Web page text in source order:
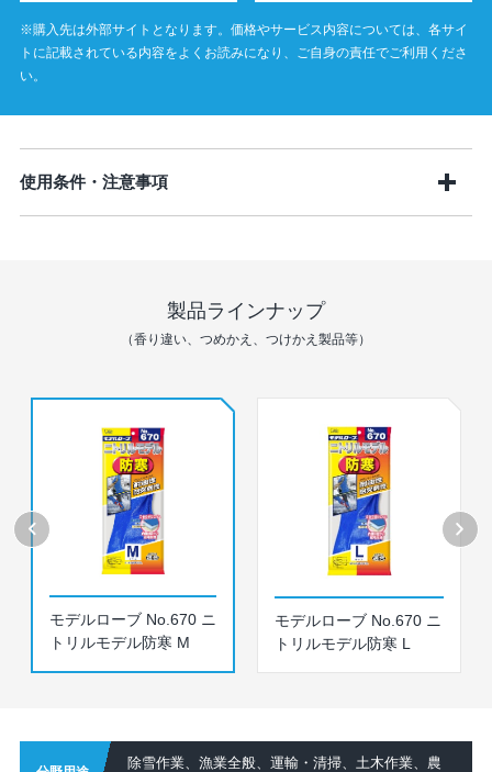
※購入先は外部サイトとなります。価格やサービス内容については、各サイ
トに記載されている内容をよくお読みになり、ご自身の責任でご利用くださ
い。
使用条件・注意事項
製品ラインナップ
（香り違い、つめかえ、つけかえ製品等）
モデルローブ No.670 ニ
トリルモデル防寒 M
モデルローブ No.670 ニ
トリルモデル防寒 L
除雪作業、漁業全般、運輸・清掃、土木作業、農